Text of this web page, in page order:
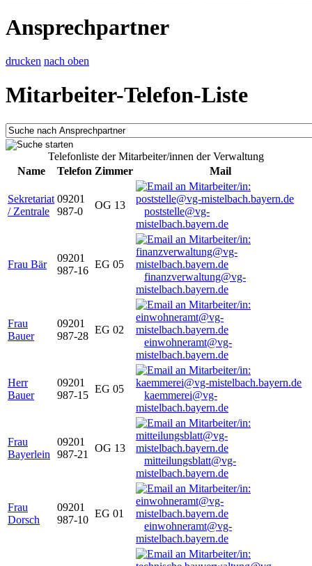
Ansprechpartner
drucken nach oben
Mitarbeiter-Telefon-Liste
Telefonliste der Mitarbeiter/innen der Verwaltung
Name
Telefon Zimmer Mail
Sekretariat
/ Zentrale
09201
987-0
OG 13
poststelle@vg-
mistelbach.bayern.de
Frau Bär
09201
987-16
EG 05
finanzverwaltung@vg-
mistelbach.bayern.de
Frau
Bauer
09201
987-28
EG 02
einwohneramt@vg-
mistelbach.bayern.de
Herr
Bauer
09201
987-15
EG 05
kaemmerei@vg-
mistelbach.bayern.de
Frau
Bayerlein
09201
987-21
OG 13
mitteilungsblatt@vg-
mistelbach.bayern.de
Frau
Dorsch
09201
987-10
EG 01
einwohneramt@vg-
mistelbach.bayern.de